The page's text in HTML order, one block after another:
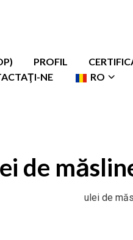
PROFIL
NE RO
de
ulei de